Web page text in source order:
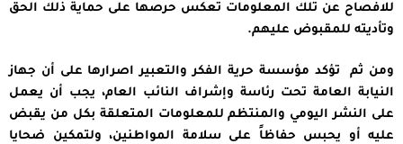
للافصاح عن تلك المعلومات تعكس حرصها على حماية ذلك الحق
وتأديته للمقبوض عليهم.
ومن ثم تؤكد مؤسسة حرية الفكر والتعبير اصرارها على أن جهاز
النيابة العامة تحت رئاسة وإشراف النائب العام، يجب أن يعمل
على النشر اليومي والمنتظم للمعلومات المتعلقة بكل من يقبض
عليه أو يحبس حفاظاً على سلامة المواطنين، ولتمكين ضحايا